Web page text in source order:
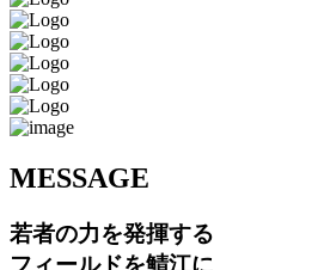
MESSAGE
若者の力を発揮する
フィールドを鯖江に